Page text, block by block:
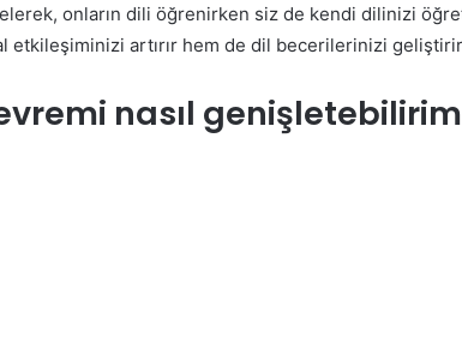
onların dili öğrenirken siz de kendi dilinizi
etkileşiminizi artırır hem de dil becerilerinizi
nasıl